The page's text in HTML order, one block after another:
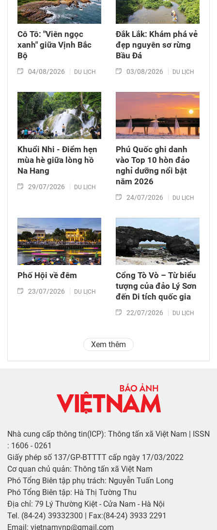
Cô Tô: "Viên ngọc
xanh" giữa Vịnh Bắc
Bộ
04/08/2026 DU LỊCH
Đắk Lắk: Khám phá vẻ
đẹp nguyên sơ rừng
Bầu Đá
03/08/2026 DU LỊCH
Khuổi Nhi - Điểm hẹn
mùa hè giữa lòng hồ
Na Hang
29/07/2026 DU LỊCH
Phú Quốc ghi danh
vào Top 10 hòn đảo
nghỉ dưỡng nổi bật
năm 2026
24/07/2026 DU LỊCH
Phố Hội về đêm
23/07/2026 DU LỊCH
Cổng Tò Vò – Từ biểu
tượng của đảo Lý Sơn
đến Di tích quốc gia
22/07/2026 DU LỊCH
Xem thêm
Nhà cung cấp thông tin(ICP): Thông tấn xã Việt Nam | ISSN
: 1606 - 0261
Giấy phép số 137/GP-BTTTT cấp ngày 17/03/2022
Cơ quan chủ quản: Thông tấn xã Việt Nam
Phó Tổng Biên tập phụ trách: Nguyễn Tuấn Long
Phó Tổng Biên tập: Hà Thị Tường Thu
Địa chỉ: 79 Lý Thường Kiệt - Cửa Nam - Hà Nội
Tel. (84-24) 39332300 | Fax:(84-24) 3933 2291
Email: vietnamvnp@gmail.com